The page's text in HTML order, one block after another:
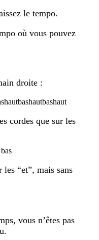
le tempo.
où vous pouvez
droite :
hautbashautbashaut
cordes que sur les
bas
“et”, mais sans
vous n’êtes pas